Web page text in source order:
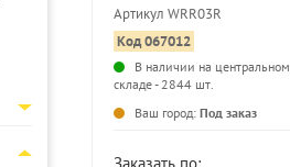
Артикул WRR03R
Код 067012
В наличии на центральном
складе - 2844 шт.
Ваш город: Под заказ